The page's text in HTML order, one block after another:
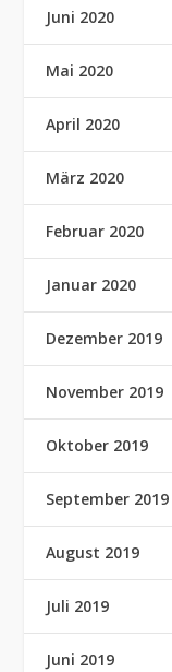
Juni 2020
Mai 2020
April 2020
März 2020
Februar 2020
Januar 2020
Dezember 2019
November 2019
Oktober 2019
September 2019
August 2019
Juli 2019
Juni 2019